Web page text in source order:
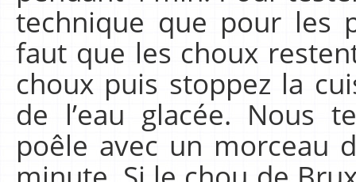
technique que pour les
faut que les choux
choux puis stoppez la
de l’eau glacée. Nous
poêle avec un morceau